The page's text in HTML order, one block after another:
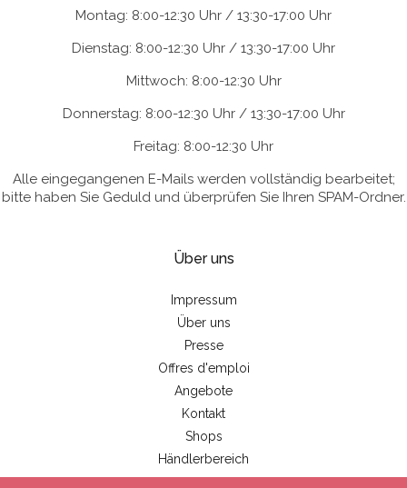
Montag: 8:00-12:30 Uhr / 13:30-17:00 Uhr
Dienstag: 8:00-12:30 Uhr / 13:30-17:00 Uhr
Mittwoch: 8:00-12:30 Uhr
Donnerstag: 8:00-12:30 Uhr / 13:30-17:00 Uhr
Freitag: 8:00-12:30 Uhr
Alle eingegangenen E-Mails werden vollständig bearbeitet;
bitte haben Sie Geduld und überprüfen Sie Ihren SPAM-Ordner.
Über uns
Impressum
Über uns
Presse
Offres d'emploi
Angebote
Kontakt
Shops
Händlerbereich